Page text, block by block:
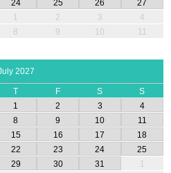
24 25 26
27
1 2 3
4
8 9 10 11
2027
T F S
S
1 2 3
4
8 9 10
11
15 16 17
18
22 23 24
25
29 30 31
1